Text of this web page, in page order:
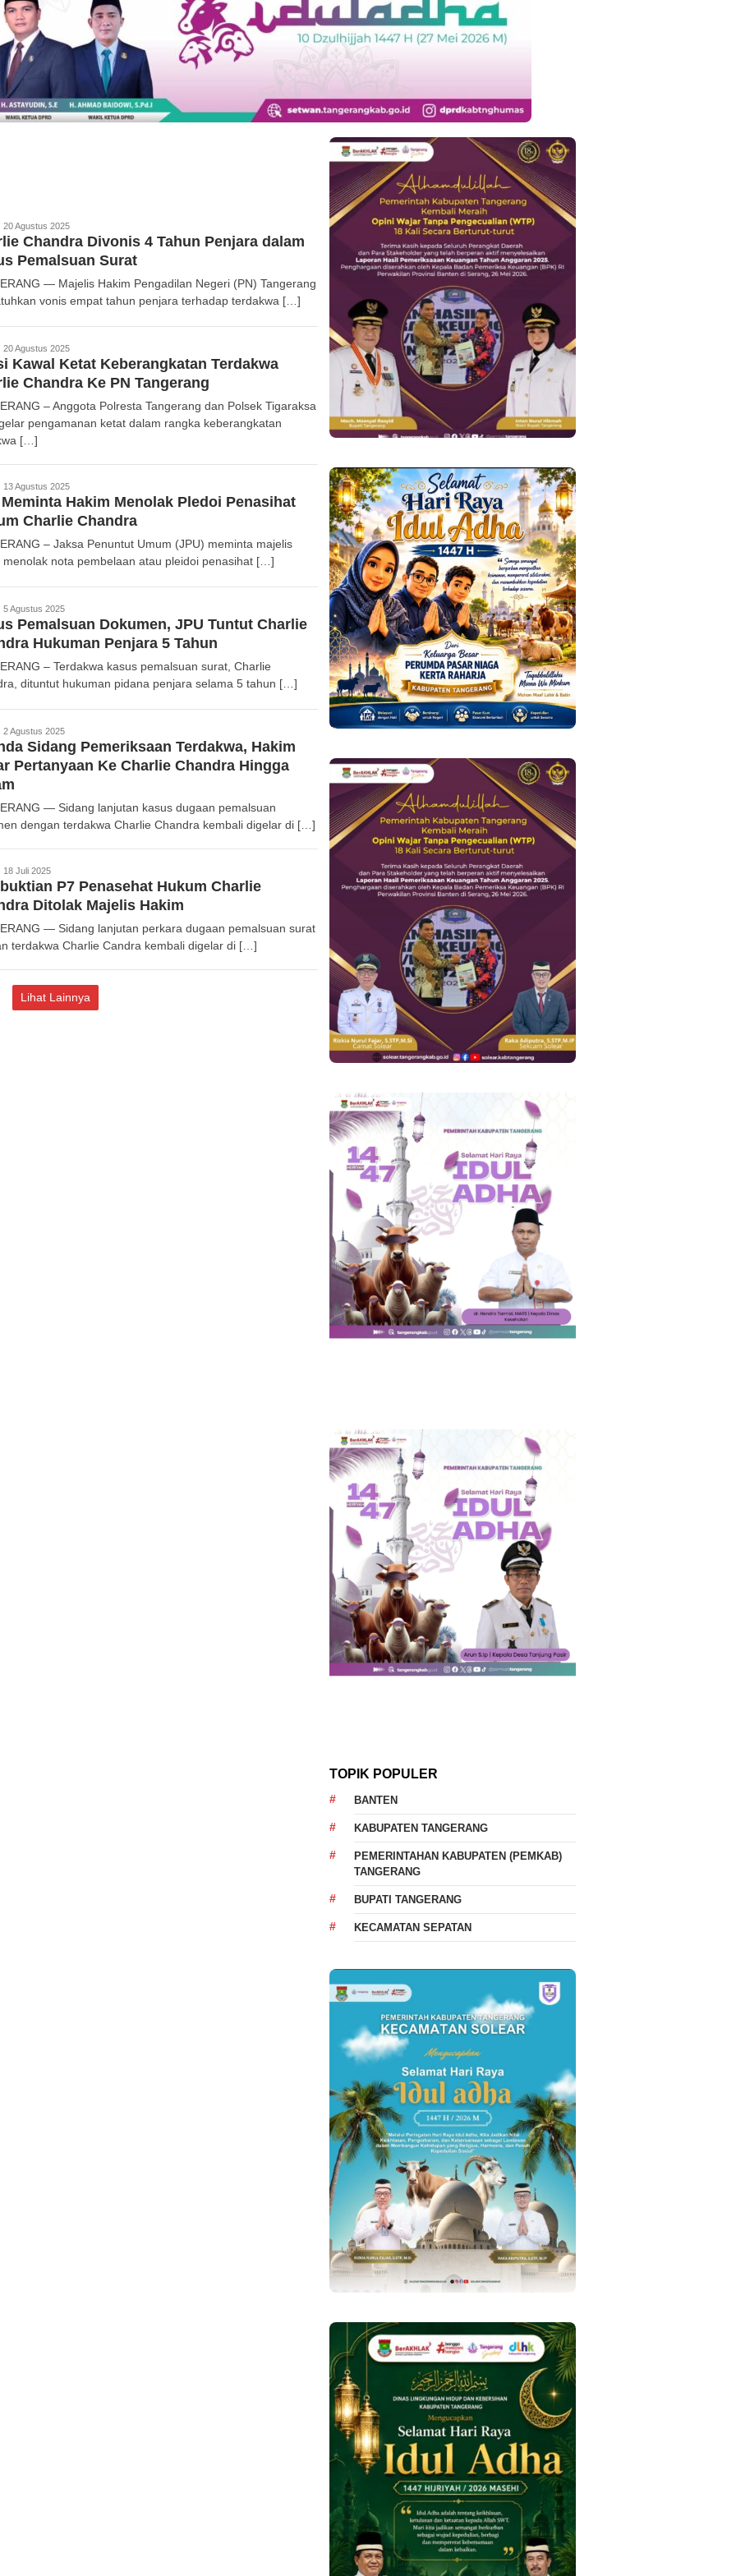
Redaksi
20 Agustus 2025
Chandra Divonis 4 Tahun Penjara dalam
Pemalsuan Surat
— Majelis Hakim Pengadilan Negeri (PN) Tangerang
vonis empat tahun penjara terhadap terdakwa […]
Redaksi
20 Agustus 2025
Kawal Ketat Keberangkatan Terdakwa
Chandra Ke PN Tangerang
– Anggota Polresta Tangerang dan Polsek Tigaraksa
pengamanan ketat dalam rangka keberangkatan
[…]
Redaksi
13 Agustus 2025
Hakim Menolak Pledoi Penasihat
Charlie Chandra
– Jaksa Penuntut Umum (JPU) meminta majelis
menolak nota pembelaan atau pleidoi penasihat […]
Redaksi
5 Agustus 2025
Pemalsuan Dokumen, JPU Tuntut Charlie
Hukuman Penjara 5 Tahun
– Terdakwa kasus pemalsuan surat, Charlie
dituntut hukuman pidana penjara selama 5 tahun […]
Redaksi
2 Agustus 2025
Sidang Pemeriksaan Terdakwa, Hakim
Pertanyaan Ke Charlie Chandra Hingga
— Sidang lanjutan kasus dugaan pemalsuan
dengan terdakwa Charlie Chandra kembali digelar di […]
Redaksi
18 Juli 2025
P7 Penasehat Hukum Charlie
Ditolak Majelis Hakim
— Sidang lanjutan perkara dugaan pemalsuan surat
terdakwa Charlie Candra kembali digelar di […]
Lihat Lainnya
TOPIK POPULER
BANTEN
KABUPATEN TANGERANG
PEMERINTAHAN KABUPATEN (PEMKAB)
TANGERANG
BUPATI TANGERANG
KECAMATAN SEPATAN